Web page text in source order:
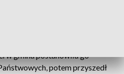
gmina postanowiła go
potem przyszedł